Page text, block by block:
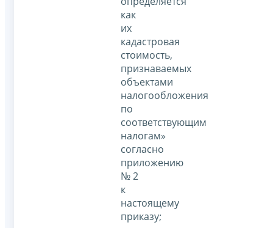
как
их
кадастровая
стоимость,
признаваемых
объектами
налогообложения
по
соответствующим
налогам»
согласно
приложению
№ 2
к
настоящему
приказу;